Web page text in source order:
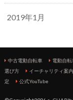
2019年1月
中古電動自転車 電動自
選び方
イーチャリティ案内
定
公式YouTube